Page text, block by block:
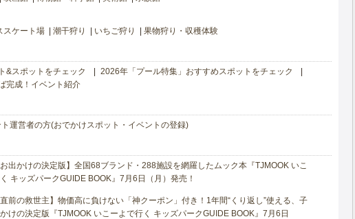
スケート場 潮干狩り いちご狩り 果物狩り・収穫体験
&スポットをチェック
2026年「プール特集」おすすめスポットをチェック
完成！イベント紹介
運営者の方(おでかけスポット・イベントの登録)
お出かけの決定版】全国68ブランド・288施設を網羅したムック本『TJMOOK いこ
キッズパークGUIDE BOOK』7月6日（月）発売！
直前の救世主】物価高に負けない「神クーポン」付き！1年間“くり返し”使える、子
けの決定版『TJMOOK いこーよで行く キッズパークGUIDE BOOK』7月6日